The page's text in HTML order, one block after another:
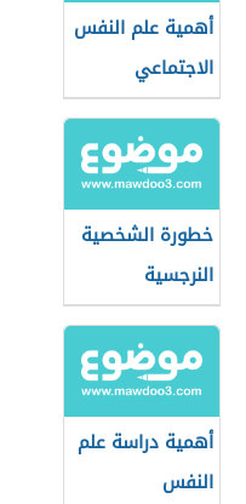
أهمية علم النفس
الاجتماعي
خطورة الشخصية
النرجسية
أهمية دراسة علم
النفس